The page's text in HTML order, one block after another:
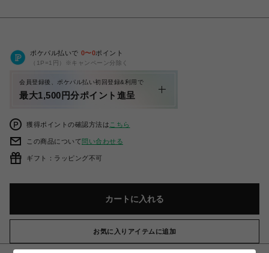
ポケパル払いで 0〜0ポイント
（1P=1円）※キャンペーン分除く
会員登録後、ポケパル払い初回登録&利用で
最大1,500円分ポイント進呈
獲得ポイントの確認方法は こちら
この商品について問い合わせる
ギフト：ラッピング不可
カートに入れる
お気に入りアイテムに追加